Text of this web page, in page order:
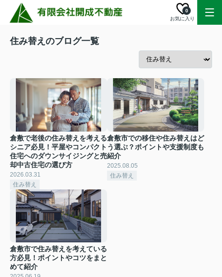
お気に入り
0
住み替えのブログ一覧
倉敷で老後の住み替えを考える
シニア必見！平屋やコンパクト
住宅へのダウンサイジングと売
却中古住宅の選び方
2026.03.31
住み替え
倉敷市での移住や住み替えはど
う選ぶ？ポイントや支援制度も
紹介
2025.08.05
住み替え
倉敷市で住み替えを考えている
方必見！ポイントやコツをまと
めて紹介